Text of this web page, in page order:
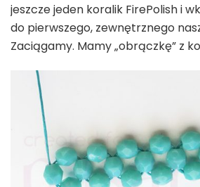
jeszcze jeden koralik FirePolish i
do pierwszego, zewnętrznego
Zaciągamy. Mamy „obrączkę” z